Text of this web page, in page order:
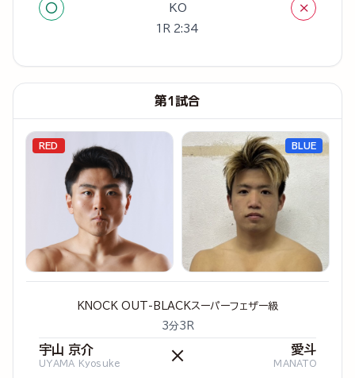
○ KO ×
1R 2:34
第1試合
RED
KNOCK OUT-BLACKスーパーフェザー級
3分3R
宇山 京介
UYAMA Kyosuke × 愛斗
MANATO
BLUE